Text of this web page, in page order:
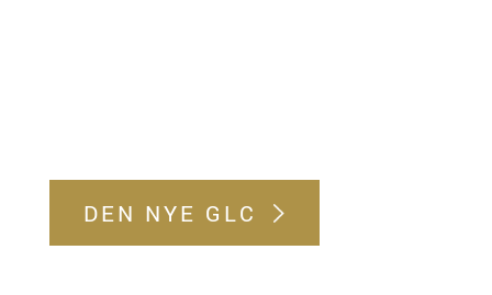
DEN NYE GLC